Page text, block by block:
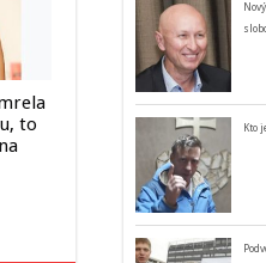
to
Kto